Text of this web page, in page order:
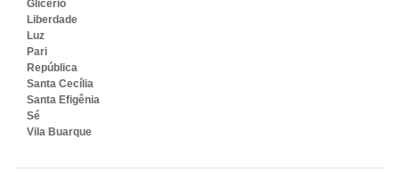
Glicério
Liberdade
Luz
Pari
República
Santa Cecília
Santa Efigênia
Sé
Vila Buarque